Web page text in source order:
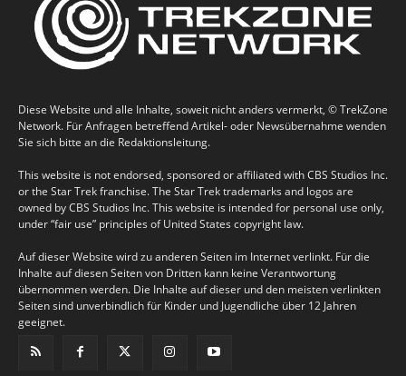
Diese Website und alle Inhalte, soweit nicht anders vermerkt, © TrekZone
Network. Für Anfragen betreffend Artikel- oder Newsübernahme wenden
Sie sich bitte an die Redaktionsleitung.
This website is not endorsed, sponsored or affiliated with CBS Studios Inc.
or the Star Trek franchise. The Star Trek trademarks and logos are
owned by CBS Studios Inc. This website is intended for personal use only,
under “fair use” principles of United States copyright law.
Auf dieser Website wird zu anderen Seiten im Internet verlinkt. Für die
Inhalte auf diesen Seiten von Dritten kann keine Verantwortung
übernommen werden. Die Inhalte auf dieser und den meisten verlinkten
Seiten sind unverbindlich für Kinder und Jugendliche über 12 Jahren
geeignet.